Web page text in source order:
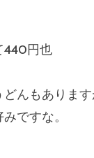
440円也
んもありま
ですな。